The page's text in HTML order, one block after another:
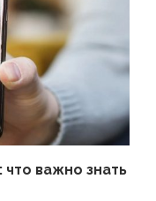
важно знать